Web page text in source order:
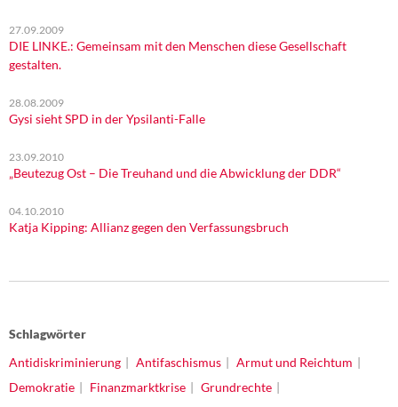
27.09.2009
DIE LINKE.: Gemeinsam mit den Menschen diese Gesellschaft
gestalten.
28.08.2009
Gysi sieht SPD in der Ypsilanti-Falle
23.09.2010
„Beutezug Ost – Die Treuhand und die Abwicklung der DDR“
04.10.2010
Katja Kipping: Allianz gegen den Verfassungsbruch
Schlagwörter
Antidiskriminierung
Antifaschismus
Armut und Reichtum
Demokratie
Finanzmarktkrise
Grundrechte